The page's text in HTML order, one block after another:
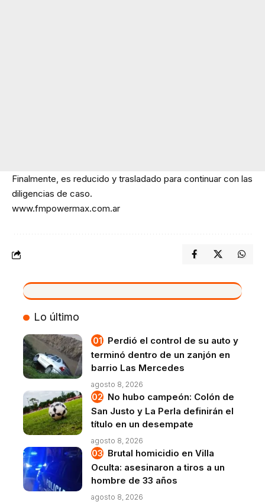
Finalmente, es reducido y trasladado para continuar con las
diligencias de caso.
www.fmpowermax.com.ar
VIVO
Lo último
Perdió el control de su auto y
terminó dentro de un zanjón en
barrio Las Mercedes
agosto 8, 2026
No hubo campeón: Colón de
San Justo y La Perla definirán el
título en un desempate
agosto 8, 2026
Brutal homicidio en Villa
Oculta: asesinaron a tiros a un
hombre de 33 años
agosto 8, 2026